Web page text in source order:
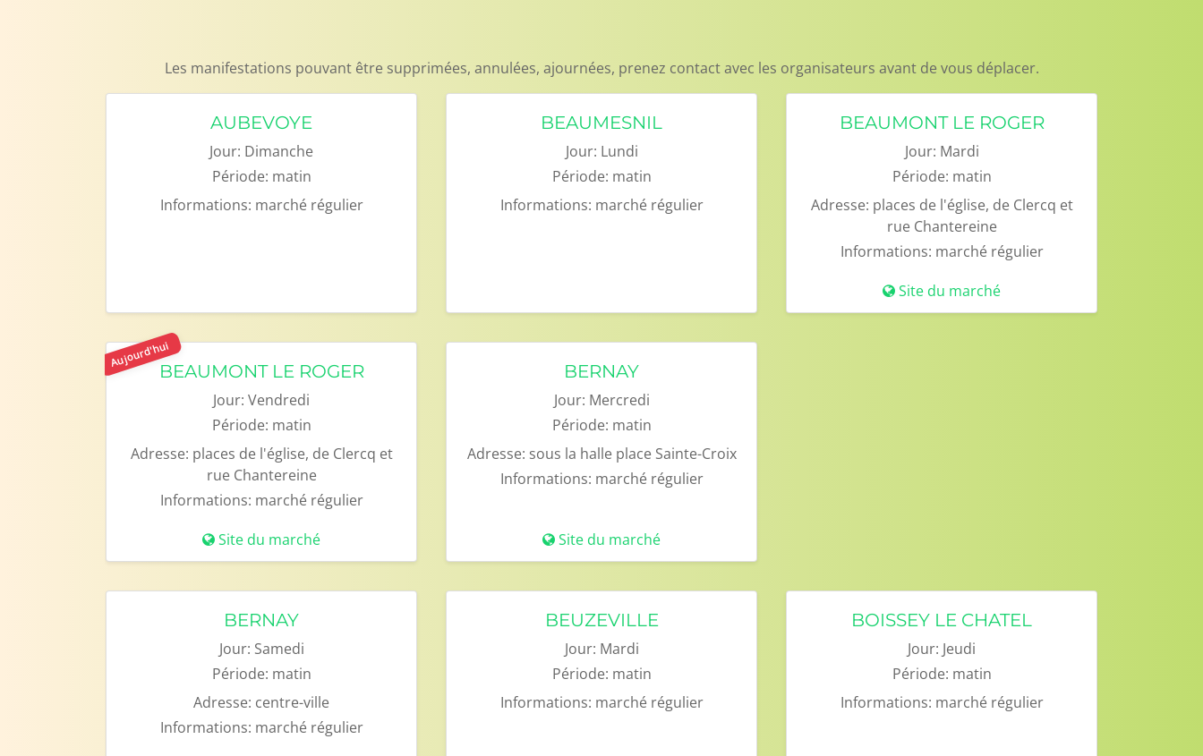
Les manifestations pouvant être supprimées, annulées, ajournées, prenez contact avec les organisateurs avant de vous déplacer.
AUBEVOYE
Jour: Dimanche
Période: matin
Informations: marché régulier
BEAUMESNIL
Jour: Lundi
Période: matin
Informations: marché régulier
BEAUMONT LE ROGER
Jour: Mardi
Période: matin
Adresse: places de l'église, de Clercq et
rue Chantereine
Informations: marché régulier
Site du marché
Aujourd'hui
BEAUMONT LE ROGER
Jour: Vendredi
Période: matin
Adresse: places de l'église, de Clercq et
rue Chantereine
Informations: marché régulier
Site du marché
BERNAY
Jour: Mercredi
Période: matin
Adresse: sous la halle place Sainte-Croix
Informations: marché régulier
Site du marché
BERNAY
Jour: Samedi
Période: matin
Adresse: centre-ville
Informations: marché régulier
BEUZEVILLE
Jour: Mardi
Période: matin
Informations: marché régulier
BOISSEY LE CHATEL
Jour: Jeudi
Période: matin
Informations: marché régulier